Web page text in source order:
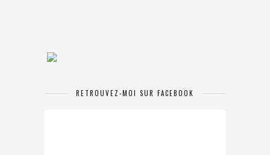
RETROUVEZ-MOI SUR FACEBOOK